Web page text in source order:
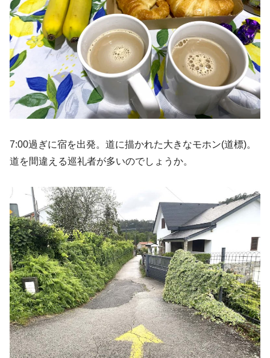
7:00過ぎに宿を出発。道に描かれた大きなモホン(道標)。
道を間違える巡礼者が多いのでしょうか。